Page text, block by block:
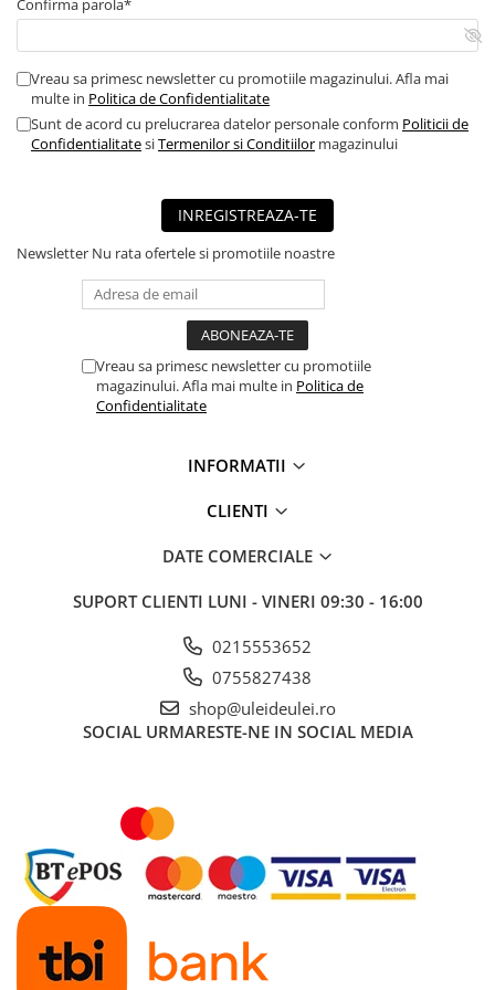
■ Mobilier service
■ Scule de mana
■ Vulcanizare
■ Vopsea spray
► Ulei motor autoturisme
■ Ulei motor RAVENOL
■ Ulei motor LIQUI MOLY
■ Ulei motor MOBIL
■ Ulei motor MOTUL
■ Ulei motor VALVOLINE
■ Ulei motor TOTAL
■ Ulei motor METABOND
■ Ulei motor MANNOL
■ Ulei motor KROSS
■ Ulei motor SELENIA
■ Ulei motor CYCLON
■ Ulei motor OEM
Ulei motor DACIA
Ulei motor RENAULT
Confirma parola*
Vreau sa primesc newsletter cu promotiile magazinului. Afla mai
multe in Politica de Confidentialitate
Sunt de acord cu prelucrarea datelor personale conform Politicii de
ConfidentialitatesiTermenilor si Conditiilor magazinului
INREGISTREAZA-TE
Newsletter Nu rata ofertele si promotiile noastre
Vreau sa primesc newsletter cu promotiile
magazinului. Afla mai multe in Politica de
Confidentialitate
INFORMATII
CLIENTI
DATE COMERCIALE
SUPORT CLIENTI LUNI - VINERI 09:30 - 16:00
0215553652
0755827438
shop@uleideulei.ro
SOCIAL URMARESTE-NE IN SOCIAL MEDIA